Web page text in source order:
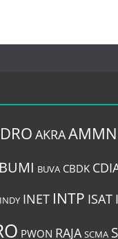
AKRAAMMN
BUMI BUVA CBDK
INDY INET INTP ISAT
PWON RAJA SCMA